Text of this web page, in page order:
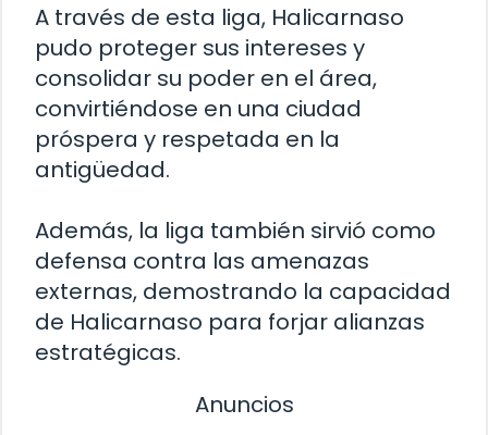
A través de esta liga, Halicarnaso
pudo proteger sus intereses y
consolidar su poder en el área,
convirtiéndose en una ciudad
próspera y respetada en la
antigüedad.
Además, la liga también sirvió como
defensa contra las amenazas
externas, demostrando la capacidad
de Halicarnaso para forjar alianzas
estratégicas.
Anuncios